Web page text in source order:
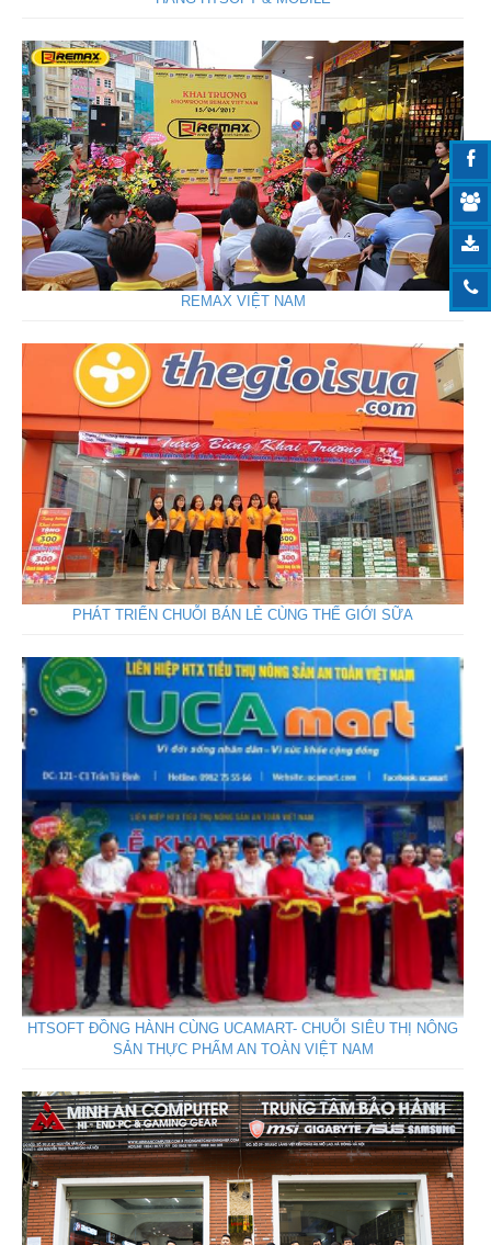
REMAX VIỆT NAM
PHÁT TRIỂN CHUỖI BÁN LẺ CÙNG THẾ GIỚI SỮA
HTSOFT ĐỒNG HÀNH CÙNG UCAMART- CHUỖI SIÊU THỊ NÔNG
SẢN THỰC PHẨM AN TOÀN VIỆT NAM